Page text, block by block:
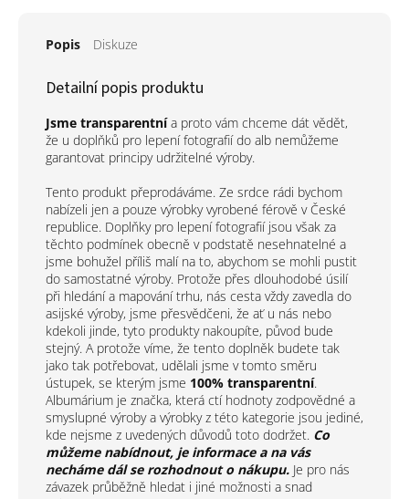
Popis Diskuze
Detailní popis produktu
Jsme transparentnía proto vám chceme dát vědět,
že u doplňků pro lepení fotografií do alb nemůžeme
garantovat principy udržitelné výroby.
Tento produkt přeprodáváme. Ze srdce rádi bychom
nabízeli jen a pouze výrobky vyrobené férově v České
republice. Doplňky pro lepení fotografií jsou však za
těchto podmínek obecně v podstatě nesehnatelné a
jsme bohužel příliš malí na to, abychom se mohli pustit
do samostatné výroby. Protože přes dlouhodobé úsilí
při hledání a mapování trhu, nás cesta vždy zavedla do
asijské výroby, jsme přesvědčeni, že ať u nás nebo
kdekoli jinde, tyto produkty nakoupíte, původ bude
stejný. A protože víme, že tento doplněk budete tak
jako tak potřebovat, udělali jsme v tomto směru
ústupek, se kterým jsme 100% transparentní.
Albumárium je značka, která ctí hodnoty zodpovědné a
smyslupné výroby a výrobky z této kategorie jsou jediné,
kde nejsme z uvedených důvodů toto dodržet. Co
můžeme nabídnout, je informace a na vás
necháme dál se rozhodnout o nákupu. Je pro nás
závazek průběžně hledat i jiné možnosti a snad